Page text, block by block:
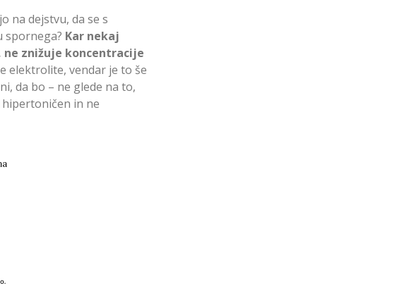
na dejstvu, da se s
spornega? Kar nekaj
znižuje koncentracije
elektrolite, vendar je to še
da bo – ne glede na to,
in ne